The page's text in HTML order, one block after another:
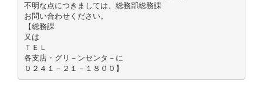
不明な点につきましては、総務部総務課
お問い合わせください。
【総務課
又は
ＴＥＬ
各支店・グリ－ンセンタ－に